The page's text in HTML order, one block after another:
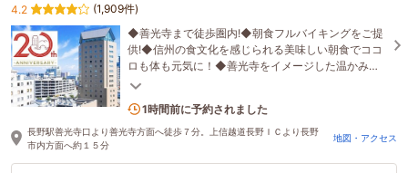
4.2
(1,909件)
◆善光寺まで徒歩圏内!◆朝食フルバイキングをご提
供!◆信州の食文化を感じられる美味しい朝食でココ
ロも体も元気に！◆善光寺をイメージした温かみの
あるJフロアー客室でワンランク上のご滞在を
2名がこの宿を見ています
1時間前に予約されました
長野駅善光寺口より善光寺方面へ徒歩７分。上信越道長野ＩＣより長野
市内方面へ約１５分
地図・アクセス